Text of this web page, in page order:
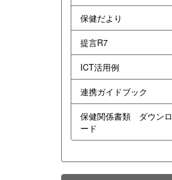
保健だより
提言R7
ICT活用例
連携ガイドブック
保健関係書類 ダウンロ
ード